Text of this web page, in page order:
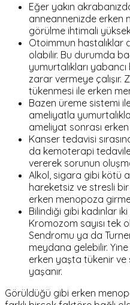
Eğer yakın
anneannenizde erken
görülme ihtimali
Otoimmun hastalıklar
olabilir. Bu durumda
yumurtalıkları
zarar vermeye çalışır.
tükenmesi ile erken
Bazen üreme sistemi
ameliyatla
ameliyat sonrası
Kanser tedavisi
da kemoterapi
vererek sorunun
Alkol, sigara gibi kötü
hareketsiz ve stresli
erken menopoza
Bilindiği gibi kadınlar
Kromozom sayısı tek
Sendromu ya da
meydana gelebilir.
erken yaşta tükenir
yaşanır.
Görüldüğü gibi erken